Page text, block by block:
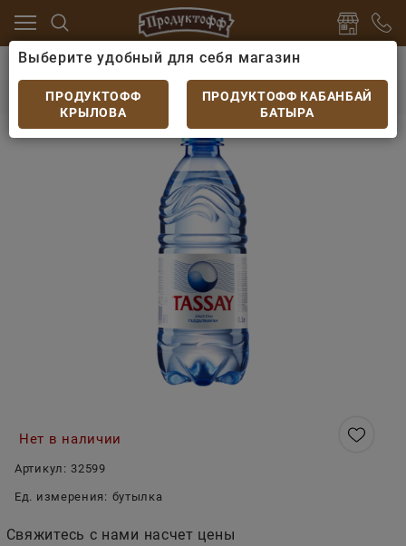
Минеральная вода
Вода Тассай
Вода Тассай негазированная 0,5л
Нет в наличии
Артикул: 32599
Ед. измерения: бутылка
Свяжитесь с нами насчет цены
Выберите удобный для себя магазин
ПРОДУКТОФФ
КРЫЛОВА
ПРОДУКТОФФ КАБАНБАЙ
БАТЫРА